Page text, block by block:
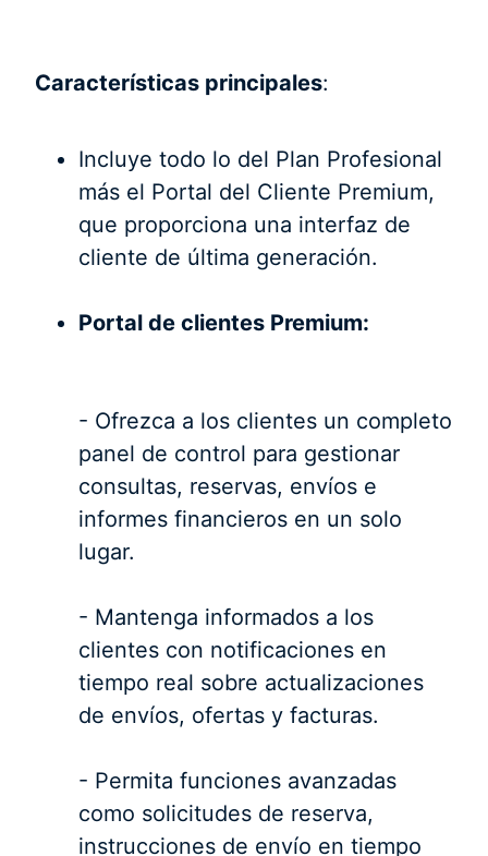
Características principales:
Incluye todo lo del Plan Profesional
más el Portal del Cliente Premium,
que proporciona una interfaz de
cliente de última generación.
Portal de clientes Premium:
- Ofrezca a los clientes un completo
panel de control para gestionar
consultas, reservas, envíos e
informes financieros en un solo
lugar.
- Mantenga informados a los
clientes con notificaciones en
tiempo real sobre actualizaciones
de envíos, ofertas y facturas.
- Permita funciones avanzadas
como solicitudes de reserva,
instrucciones de envío en tiempo